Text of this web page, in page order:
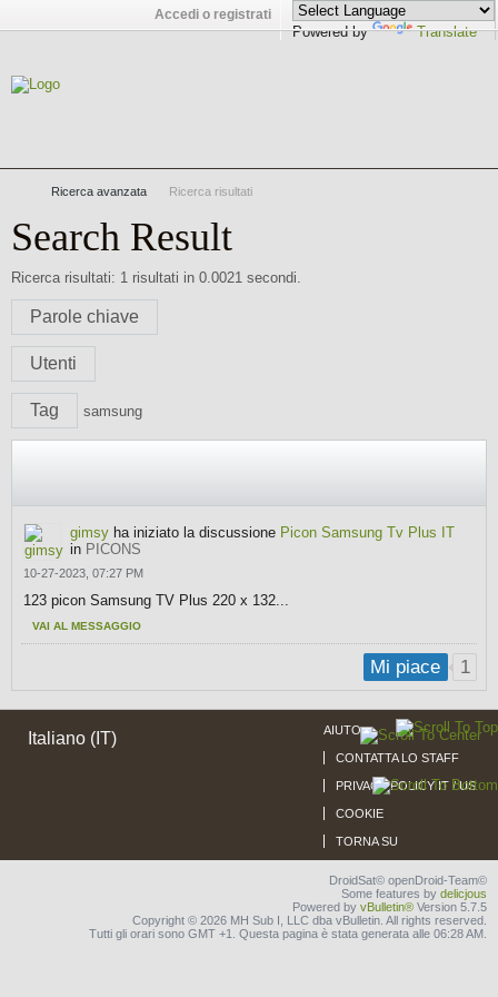
Accedi o registrati
Powered by Translate
Ricerca avanzata Ricerca risultati
Search Result
Ricerca risultati: 1 risultati in 0.0021 secondi.
Parole chiave
Utenti
Tag samsung
gimsy ha iniziato la discussione Picon Samsung Tv Plus IT
in PICONS
10-27-2023, 07:27 PM
123 picon Samsung TV Plus 220 x 132...
VAI AL MESSAGGIO
Mi piace 1
Italiano (IT) AIUTO
CONTATTA LO STAFF
PRIVACY POLICY IT / US
COOKIE
TORNA SU
DroidSat© openDroid-Team©
Some features by delicjous
Powered by vBulletin® Version 5.7.5
Copyright © 2026 MH Sub I, LLC dba vBulletin. All rights reserved.
Tutti gli orari sono GMT +1. Questa pagina è stata generata alle 06:28 AM.